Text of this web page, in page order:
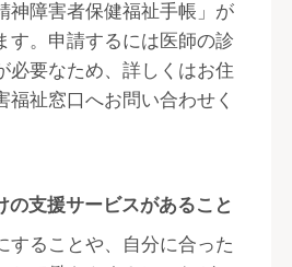
神障害者保健福祉手帳」が
す。申請するには医師の診
必要なため、詳しくはお住
福祉窓口へお問い合わせく
の支援サービスがあること
することや、自分に合った